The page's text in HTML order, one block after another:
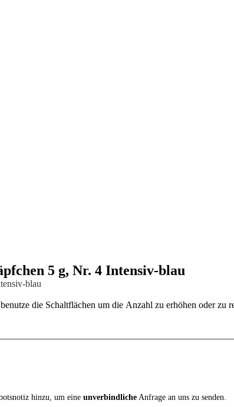
5 g, Nr. 4 Intensiv-blau
blau
die Schaltflächen um die Anzahl zu erhöhen oder zu
hinzu, um eine unverbindliche Anfrage an uns zu senden.